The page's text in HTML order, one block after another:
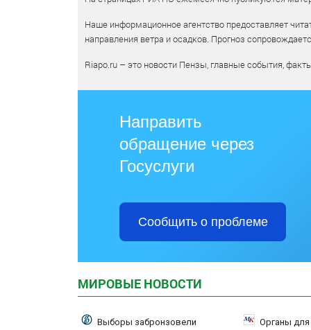
Наше информационное агентство предоставляет
направления ветра и осадков. Прогноз
Riapo.ru – это новости Пензы, главные события,
Направить
обращение через
Госуслуги
Сообщить о проблеме
МИРОВЫЕ НОВОСТИ
Выборы забронзовели
Органы для